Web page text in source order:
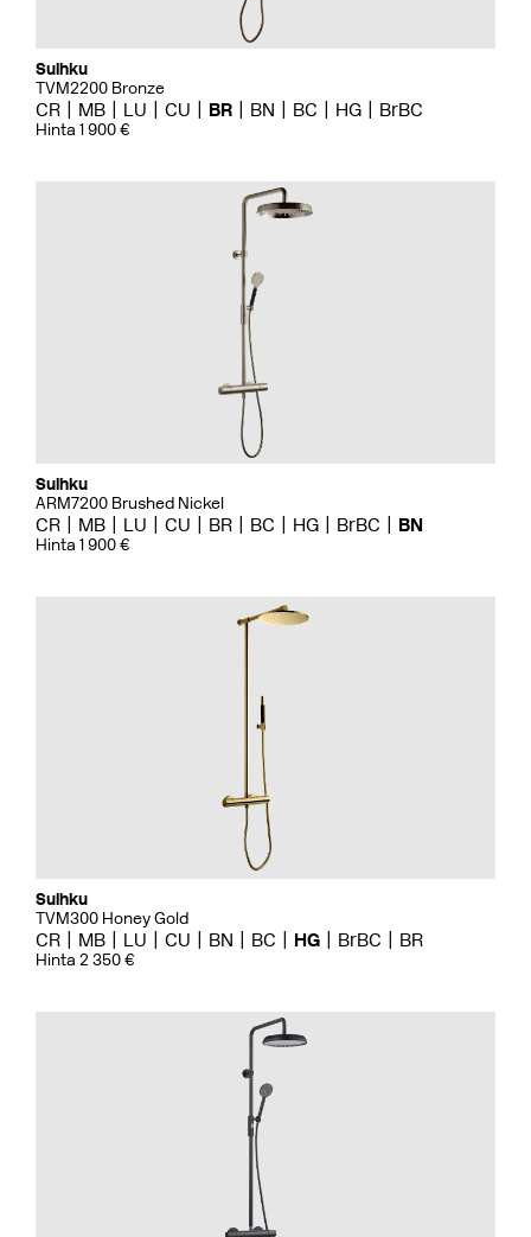
Suihku
TVM2200 Bronze
CR MB LU CU BR BN BC HG BrBC
Hinta 1 900 €
Suihku
ARM7200 Brushed Nickel
CR MB LU CU BR BC HG BrBC BN
Hinta 1 900 €
Suihku
TVM300 Honey Gold
CR MB LU CU BN BC HG BrBC BR
Hinta 2 350 €